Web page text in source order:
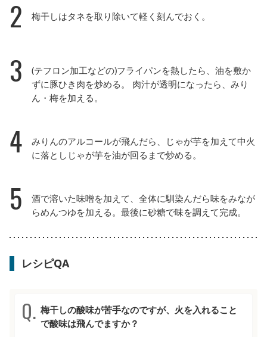
2 梅干しはタネを取り除いて軽く刻んでおく。
3
(テフロン加工などの)フライパンを熱したら、油を敷か
ずに豚ひき肉を炒める。 肉汁が透明になったら、みり
ん・梅を加える。
4
みりんのアルコールが飛んだら、じゃが芋を加えて中火
に落としじゃが芋を油が回るまで炒める。
5
酒で溶いた味噌を加えて、全体に馴染んだら味をみなが
らめんつゆを加える。最後に砂糖で味を調えて完成。
レシピQA
梅干しの酸味が苦手なのですが、火を入れること
で酸味は飛んでますか？